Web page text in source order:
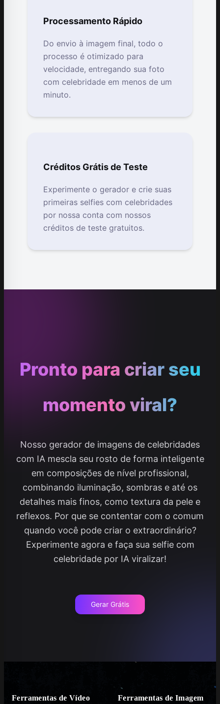
Processamento Rápido
Do envio à imagem final, todo o
processo é otimizado para
velocidade, entregando sua foto
com celebridade em menos de um
minuto.
Créditos Grátis de Teste
Experimente o gerador e crie suas
primeiras selfies com celebridades
por nossa conta com nossos
créditos de teste gratuitos.
Pronto para criar seu
momento viral?
Nosso gerador de imagens de celebridades
com IA mescla seu rosto de forma inteligente
em composições de nível profissional,
combinando iluminação, sombras e até os
detalhes mais finos, como textura da pele e
reflexos. Por que se contentar com o comum
quando você pode criar o extraordinário?
Experimente agora e faça sua selfie com
celebridade por IA viralizar!
Gerar Grátis
Ferramentas de Vídeo Ferramentas de Imagem